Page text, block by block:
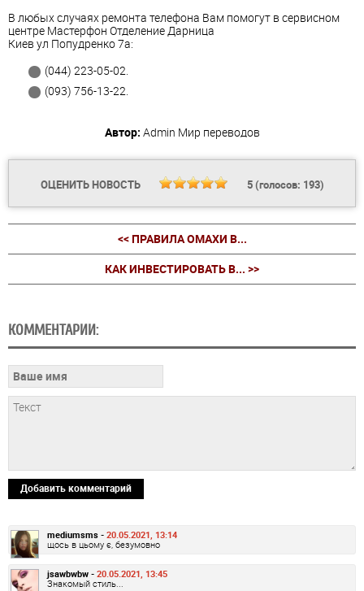
В любых случаях ремонта телефона Вам помогут в сервисном
центре Мастерфон Отделение Дарница
Киев ул Попудренко 7а:
(044) 223-05-02.
(093) 756-13-22.
Автор: Admin Мир переводов
ОЦЕНИТЬ НОВОСТЬ 5(голосов: 193)
<< ПРАВИЛА ОМАХИ В...
КАК ИНВЕСТИРОВАТЬ В... >>
КОММЕНТАРИИ:
Добавить комментарий
mediumsms - 20.05.2021, 13:14
щось в цьому є, безумовно
jsawbwbw - 20.05.2021, 13:45
Знакомый стиль...